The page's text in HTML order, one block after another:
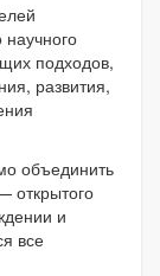
подходов,
развития,
объединить
открытого
и
все